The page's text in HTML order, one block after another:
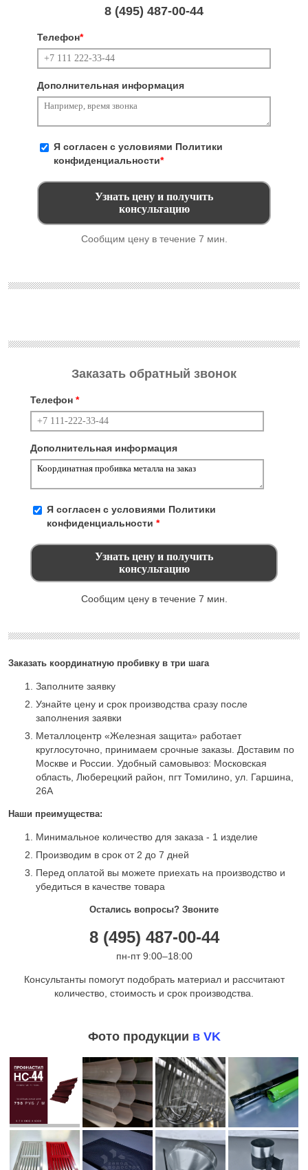
8 (495) 487-00-44
Телефон*
Дополнительная информация
Я согласен с условиями Политики
конфиденциальности*
Сообщим цену в течение 7 мин.
Заказать координатную пробивку в три шага
Заполните заявку
Узнайте цену и срок производства сразу после
заполнения заявки
Металлоцентр «Железная защита» работает
круглосуточно, принимаем срочные заказы. Доставим по
Москве и России. Удобный самовывоз: Московская
область, Люберецкий район, пгт Томилино, ул. Гаршина,
26А
Наши преимущества:
Минимальное количество для заказа - 1 изделие
Производим в срок от 2 до 7 дней
Перед оплатой вы можете приехать на производство и
убедиться в качестве товара
Заказать обратный звонок
Телефон *
Дополнительная информация
Я согласен с условиями Политики
конфиденциальности *
Сообщим цену в течение 7 мин.
Остались вопросы? Звоните
8 (495) 487-00-44
пн-пт 9:00–18:00
Консультанты помогут подобрать материал и рассчитают
количество, стоимость и срок производства.
Фото продукции в VK